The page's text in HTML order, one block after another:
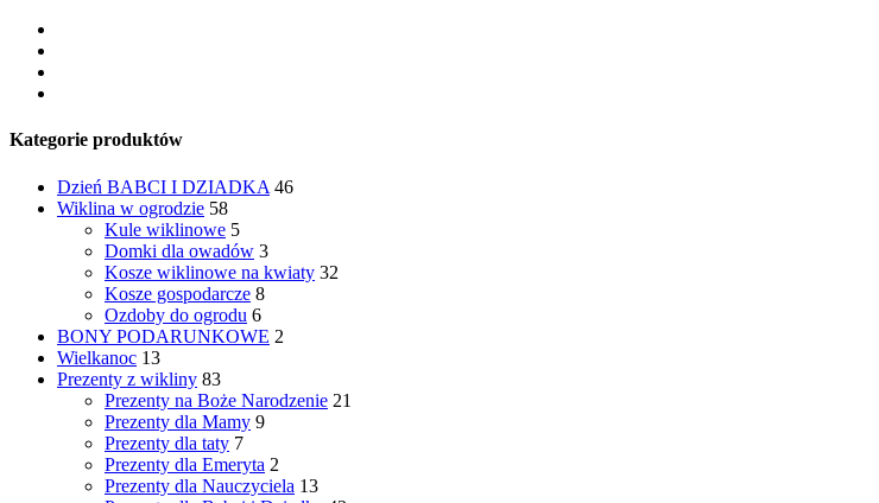
Kategorie produktów
Dzień BABCI I DZIADKA 46
Wiklina w ogrodzie 58
Kule wiklinowe 5
Domki dla owadów 3
Kosze wiklinowe na kwiaty 32
Kosze gospodarcze 8
Ozdoby do ogrodu 6
BONY PODARUNKOWE 2
Wielkanoc 13
Prezenty z wikliny 83
Prezenty na Boże Narodzenie 21
Prezenty dla Mamy 9
Prezenty dla taty 7
Prezenty dla Emeryta 2
Prezenty dla Nauczyciela 13